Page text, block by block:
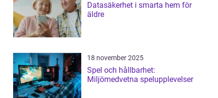
Datasäkerhet i smarta hem för
äldre
18 november 2025
Spel och hållbarhet:
Miljömedvetna spelupplevelser